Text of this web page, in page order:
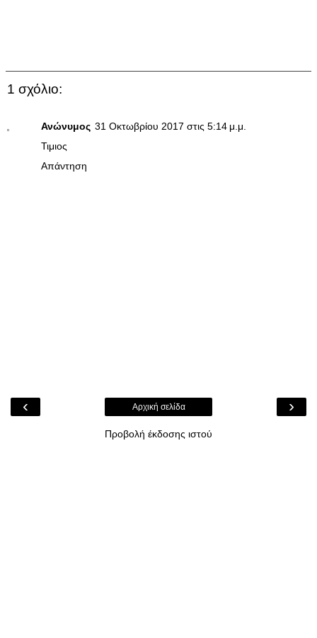
1 σχόλιο:
Ανώνυμος 31 Οκτωβρίου 2017 στις 5:14 μ.μ.
Τιμιος
Απάντηση
‹ ›
Αρχική σελίδα
Προβολή έκδοσης ιστού